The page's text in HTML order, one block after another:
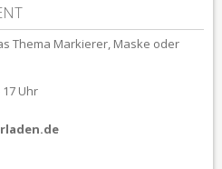
Thema Markierer, Maske oder
17 Uhr